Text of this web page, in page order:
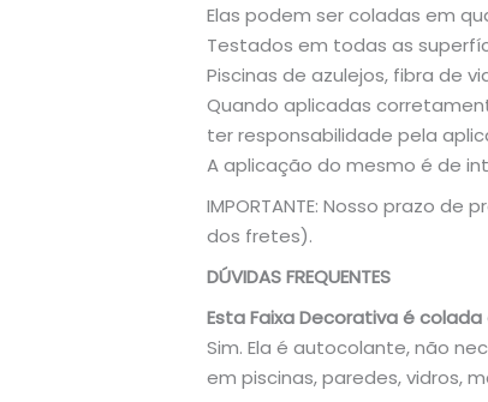
Elas podem ser coladas em
Testados em todas as
Piscinas de azulejos, fibra de
Quando aplicadas
ter responsabilidade pela
A aplicação do mesmo é de
IMPORTANTE: Nosso prazo
dos fretes).
DÚVIDAS FREQUENTES
Esta Faixa Decorativa é
Sim. Ela é autocolante, não
em piscinas, paredes, vidros,